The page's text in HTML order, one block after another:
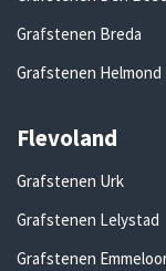
Grafstenen Breda
Grafstenen Helmond
Flevoland
Grafstenen Urk
Grafstenen Lelystad
Grafstenen